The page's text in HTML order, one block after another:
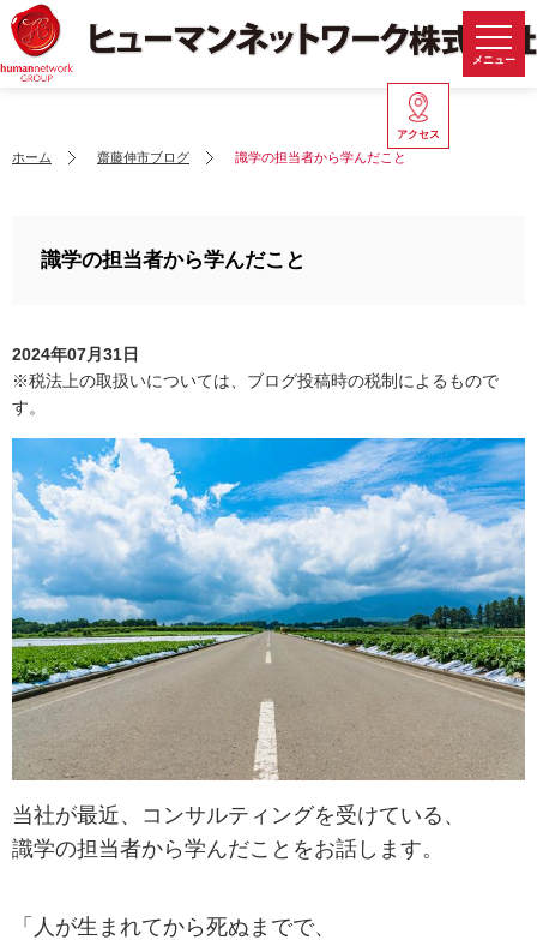
メニュー
アクセス
ホーム 齋藤伸市ブログ 識学の担当者から学んだこと
識学の担当者から学んだこと
2024年07月31日
※税法上の取扱いについては、ブログ投稿時の税制によるもので
す。
当社が最近、コンサルティングを受けている、
識学の担当者から学んだことをお話します。
「人が生まれてから死ぬまでで、